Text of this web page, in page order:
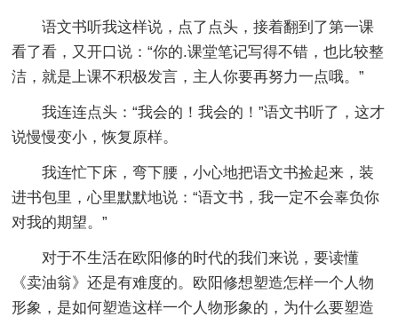
语文书听我这样说，点了点头，接着翻到了第一课
看了看，又开口说：“你的.课堂笔记写得不错，也比较整
洁，就是上课不积极发言，主人你要再努力一点哦。”
我连连点头：“我会的！我会的！”语文书听了，这才
说慢慢变小，恢复原样。
我连忙下床，弯下腰，小心地把语文书捡起来，装
进书包里，心里默默地说：“语文书，我一定不会辜负你
对我的期望。”
对于不生活在欧阳修的时代的我们来说，要读懂
《卖油翁》还是有难度的。欧阳修想塑造怎样一个人物
形象，是如何塑造这样一个人物形象的，为什么要塑造